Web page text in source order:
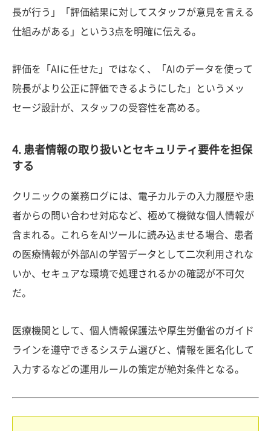
長が行う」「評価結果に対してスタッフが意見を言える
仕組みがある」という3点を明確に伝える。
評価を「AIに任せた」ではなく、「AIのデータを使って
院長がより公正に評価できるようにした」というメッ
セージ設計が、スタッフの受容性を高める。
4. 患者情報の取り扱いとセキュリティ要件を担保
する
クリニックの業務ログには、電子カルテの入力履歴や患
者からの問い合わせ対応など、極めて機微な個人情報が
含まれる。これらをAIツールに読み込ませる場合、患者
の医療情報が外部AIの学習データとして二次利用されな
いか、セキュアな環境で処理されるかの確認が不可欠
だ。
医療機関として、個人情報保護法や厚生労働省のガイド
ラインを遵守できるシステム選びと、情報を匿名化して
入力するなどの運用ルールの策定が絶対条件となる。